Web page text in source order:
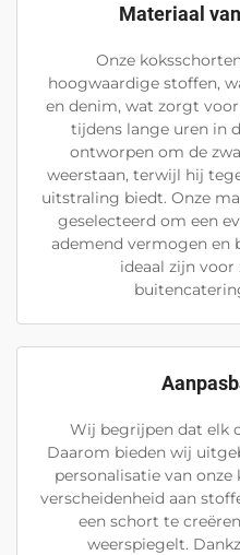
Materiaal
Onze
hoogwaardige stoffen,
en denim, wat zorgt
tijdens lange uren in
ontworpen om de
weerstaan, terwijl hij
uitstraling biedt. Onze
geselecteerd om een
ademend vermogen en
ideaal zijn voor
Wij begrijpen dat elk
Daarom bieden wij
personalisatie van
verscheidenheid aan
een schort te
weerspiegelt.